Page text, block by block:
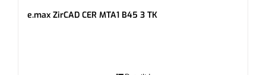
e.max ZirCAD CER MTA1 B45 3 TK